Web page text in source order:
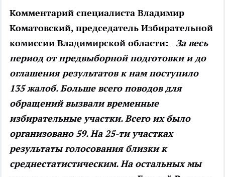
Комментарий специалиста Владимир
Коматовский, председатель Избирательной
комиссии Владимирской области: - За весь
период от предвыборной подготовки и до
оглашения результатов к нам поступило
135 жалоб. Больше всего поводов для
обращений вызвали временные
избирательные участки. Всего их было
организовано 59. На 25-ти участках
результаты голосования близки к
среднестатистическим. На остальных мы